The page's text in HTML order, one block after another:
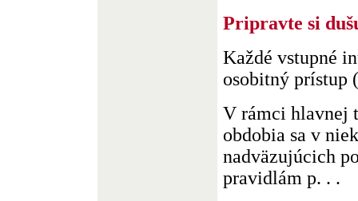
Pripravte si
Každé vstupné
osobitný prístup
V rámci hlavnej
obdobia sa v
nadväzujúcich
pravidlám p. . .